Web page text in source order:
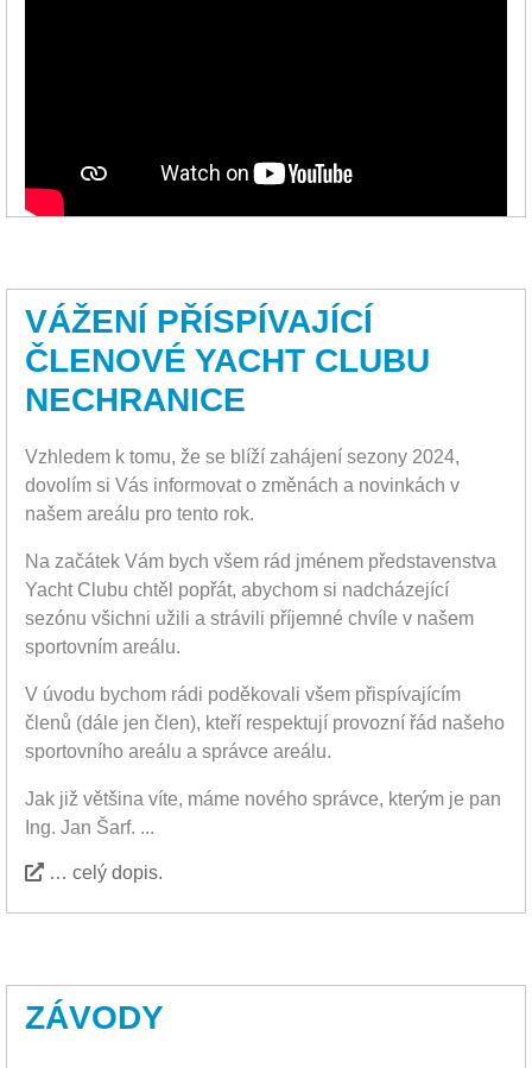
VÁŽENÍ PŘÍSPÍVAJÍCÍ
ČLENOVÉ YACHT CLUBU
NECHRANICE
Vzhledem k tomu, že se blíží zahájení sezony 2024,
dovolím si Vás informovat o změnách a novinkách v
našem areálu pro tento rok.
Na začátek Vám bych všem rád jménem představenstva
Yacht Clubu chtěl popřát, abychom si nadcházející
sezónu všichni užili a strávili příjemné chvíle v našem
sportovním areálu.
V úvodu bychom rádi poděkovali všem přispívajícím
členů (dále jen člen), kteří respektují provozní řád našeho
sportovního areálu a správce areálu.
Jak již většina víte, máme nového správce, kterým je pan
Ing. Jan Šarf. ...
… celý dopis.
ZÁVODY